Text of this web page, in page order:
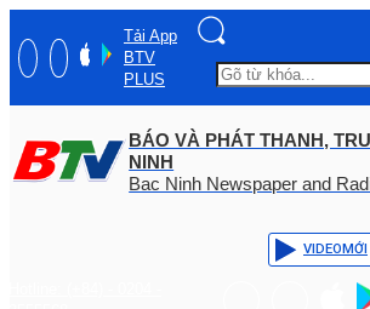
Tải App
BTV
PLUS
BÁO VÀ PHÁT THANH,
NINH
Bac Ninh Newspaper and
VIDEOMỚI